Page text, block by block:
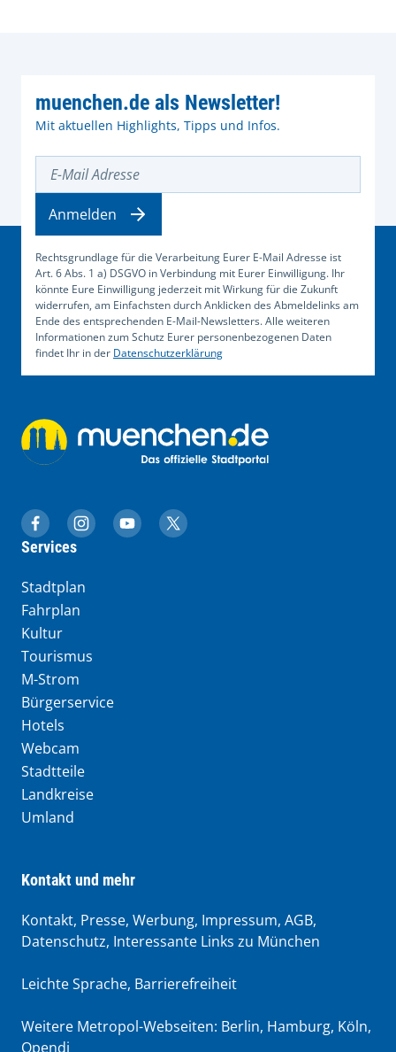
muenchen.de als Newsletter!
Mit aktuellen Highlights, Tipps und Infos.
Rechtsgrundlage für die Verarbeitung Eurer E-Mail Adresse ist
Art. 6 Abs. 1 a) DSGVO in Verbindung mit Eurer Einwilligung. Ihr
könnte Eure Einwilligung jederzeit mit Wirkung für die Zukunft
widerrufen, am Einfachsten durch Anklicken des Abmeldelinks am
Ende des entsprechenden E-Mail-Newsletters. Alle weiteren
Informationen zum Schutz Eurer personenbezogenen Daten
findet Ihr in der Datenschutzerklärung
Anmelden
muenchen.de auf Facebook
muenchen.de auf Instagram
muenchen.de auf YouTube
muenchen.de auf X
Services
Stadtplan
Fahrplan
Kultur
Tourismus
M-Strom
Bürgerservice
Hotels
Webcam
Stadtteile
Landkreise
Umland
Kontakt und mehr
Kontakt, Presse, Werbung, Impressum, AGB,
Datenschutz, Interessante Links zu München
Leichte Sprache, Barrierefreiheit
Weitere Metropol-Webseiten: Berlin, Hamburg, Köln,
Opendi